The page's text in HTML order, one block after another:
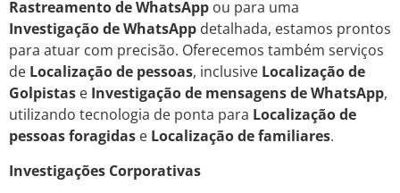
Rastreamento de WhatsApp ou para uma
Investigação de WhatsApp detalhada, estamos prontos
para atuar com precisão. Oferecemos também serviços
de Localização de pessoas, inclusive Localização de
Golpistas e Investigação de mensagens de WhatsApp,
utilizando tecnologia de ponta para Localização de
pessoas foragidas e Localização de familiares.
Investigações Corporativas